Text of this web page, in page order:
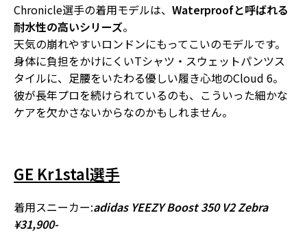
Chronicle選手の着用モデルは、 Waterproofと呼ばれる
耐水性の高いシリーズ。
天気の崩れやすいロンドンにもってこいのモデルです。
身体に負担をかけにくいTシャツ・スウェットパンツス
タイルに、足腰をいたわる優しい履き心地のCloud 6。
彼が長年プロを続けられているのも、こういった細かな
ケアを欠かさないからなのかもしれません。
GE Kr1stal選手
着用スニーカー:adidas YEEZY Boost 350 V2 Zebra
¥31,900-